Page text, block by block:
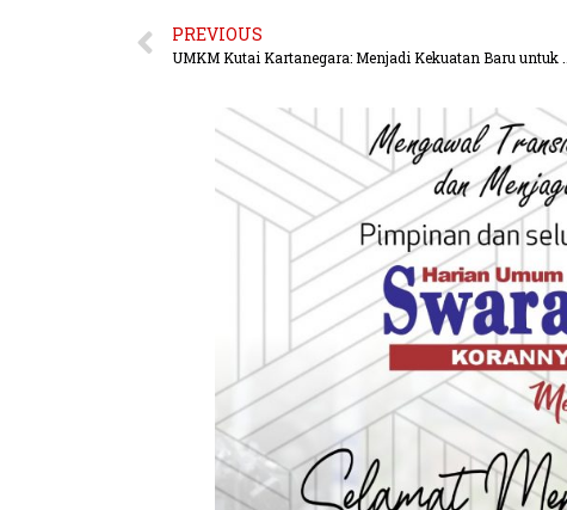
PREVIOUS